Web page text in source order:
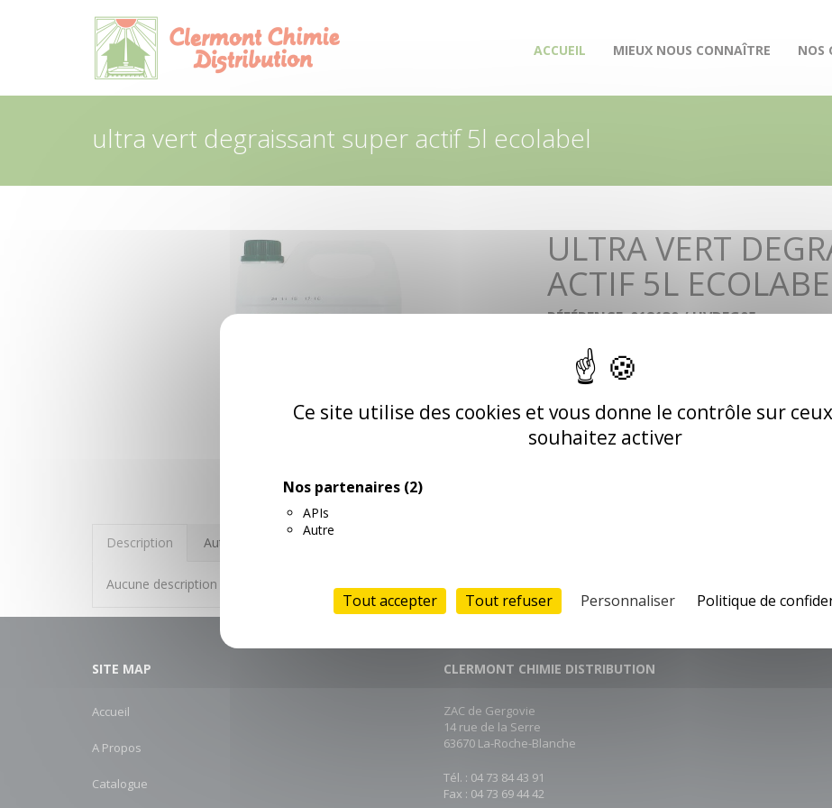
Ce site utilise des cookies et vous donne le contrôle sur
souhaitez activer
Nos partenaires (2)
APIs
Autre
Tout accepter Tout refuser Personnaliser Politique de
ACCUEIL (CURRENT)
MIEUX NOUS CONNAÎTRE NOS
ultra vert degraissant super actif 5l ecolabel
ULTRA VERT
ACTIF 5L
RÉFÉRENCE: 018130 / UVDEG05
colorant ni essence, pour un usage dans l’industrie
alimentaire (HACCP) y compris pour la remise en état
des sols. Certi é Écolabel Européen. pH : > 13
RETROUVEZ CE PRODUIT DANS
Description Autres informations
Aucune description n'est disponible
SITE MAP
Accueil
A Propos
Catalogue
CLERMONT CHIMIE DISTRIBUTION
ZAC de Gergovie
14 rue de la Serre
63670 La-Roche-Blanche
Tél. : 04 73 84 43 91
Fax : 04 73 69 44 42